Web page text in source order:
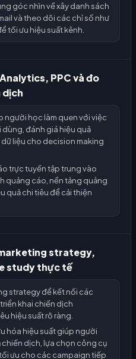
góc nhìn về xây danh sách
và theo dõi các chỉ số như
tối ưu hiệu suất kênh.
PPC và đo
dịch
người học làm quen với việc
đánh giá hiệu quả
liệu cho decision making
trực tuyến tập trung vào
quảng cáo, nền tảng quảng
quả chi tiêu để cải thiện
strategy,
study thực tế
strategy để kết nối các
khai chiến dịch
hiệu suất rõ ràng.
hóa hiệu suất giúp người
dịch, lựa chọn công cụ
ưu cho các campaign tiếp